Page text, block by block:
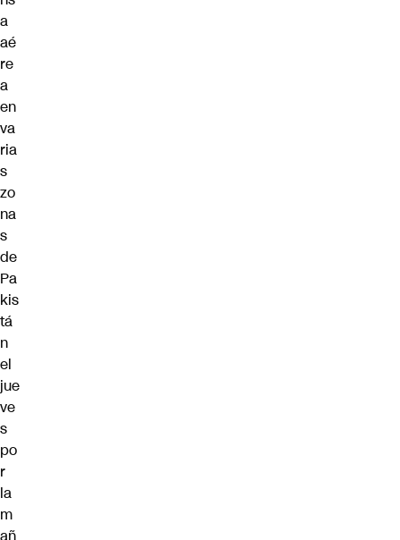
a
aé
re
a
en
va
ria
s
zo
na
s
de
Pa
kis
tá
n
el
jue
ve
s
po
r
la
m
añ